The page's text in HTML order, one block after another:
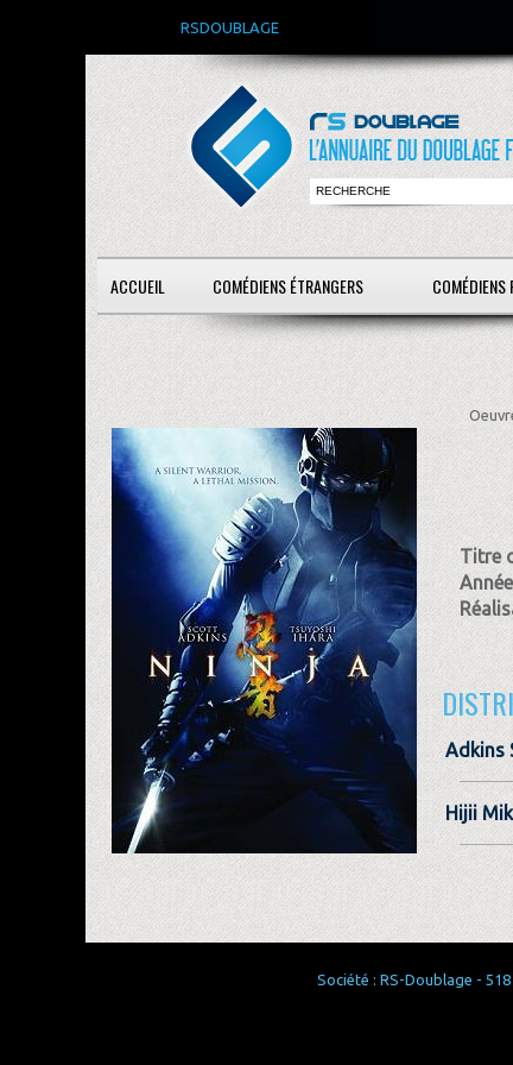
RSDOUBLAGE
ACCUEIL COMÉDIENS ÉTRANGERS COMÉDIENS
Titre
Adkins
Hijii
Société : RS-Doublage - 518